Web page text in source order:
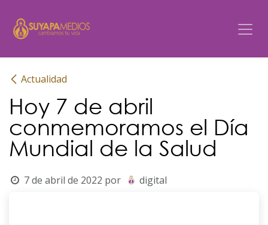
Actualidad
Hoy 7 de abril
conmemoramos el Día
Mundial de la Salud
7 de abril de 2022 por digital